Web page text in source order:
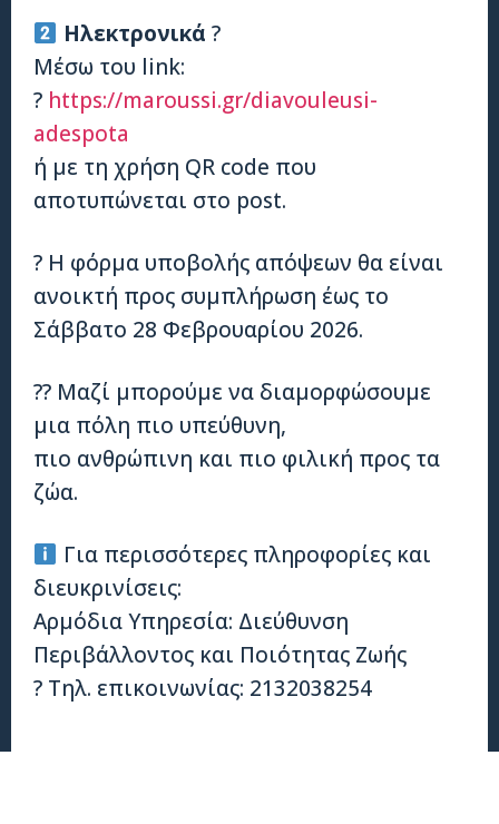
Ηλεκτρονικά ?
Μέσω του link:
? https://maroussi.gr/diavouleusi-
adespota
ή με τη χρήση QR code που
αποτυπώνεται στο post.
? Η φόρμα υποβολής απόψεων θα είναι
ανοικτή προς συμπλήρωση έως το
Σάββατο 28 Φεβρουαρίου 2026.
?? Μαζί μπορούμε να διαμορφώσουμε
μια πόλη πιο υπεύθυνη,
πιο ανθρώπινη και πιο φιλική προς τα
ζώα.
Για περισσότερες πληροφορίες και
διευκρινίσεις:
Αρμόδια Υπηρεσία: Διεύθυνση
Περιβάλλοντος και Ποιότητας Ζωής
? Τηλ. επικοινωνίας: 2132038254